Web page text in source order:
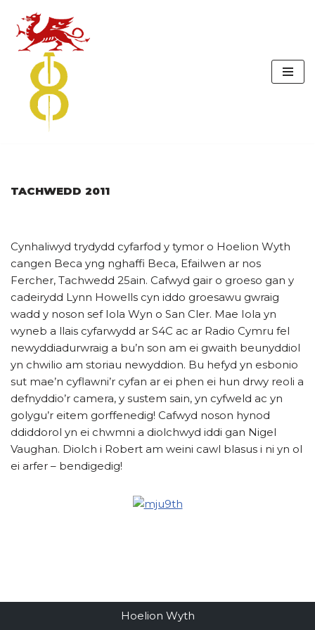
Skip
to
content
TACHWEDD 2011
Cynhaliwyd trydydd cyfarfod y tymor o Hoelion Wyth
cangen Beca yng nghaffi Beca, Efailwen ar nos
Fercher, Tachwedd 25ain. Cafwyd gair o groeso gan y
cadeirydd Lynn Howells cyn iddo groesawu gwraig
wadd y noson sef Iola Wyn o San Cler. Mae Iola yn
wyneb a llais cyfarwydd ar S4C ac ar Radio Cymru fel
newyddiadurwraig a bu’n son am ei gwaith beunyddiol
yn chwilio am storiau newyddion. Bu hefyd yn esbonio
sut mae’n cyflawni’r cyfan ar ei phen ei hun drwy reoli a
defnyddio’r camera, y sustem sain, yn cyfweld ac yn
golygu’r eitem gorffenedig! Cafwyd noson hynod
ddiddorol yn ei chwmni a diolchwyd iddi gan Nigel
Vaughan. Diolch i Robert am weini cawl blasus i ni yn ol
ei arfer – bendigedig!
Hoelion Wyth